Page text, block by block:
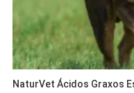
NaturVet Ácidos Graxos